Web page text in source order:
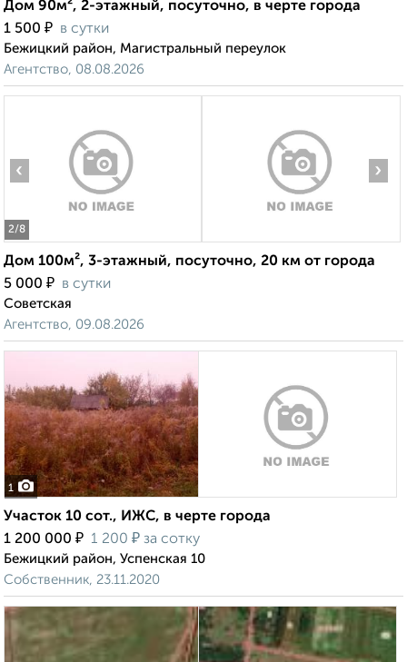
Дом 90м², 2-этажный, посуточно, в черте города
1 500 ₽ в сутки
Бежицкий район, Магистральный переулок
Агентство, 08.08.2026
2/8
‹ ›
Дом 100м², 3-этажный, посуточно, 20 км от города
5 000 ₽ в сутки
Советская
Агентство, 09.08.2026
1
Участок 10 сот., ИЖС, в черте города
1 200 000 ₽ 1 200 ₽ за сотку
Бежицкий район, Успенская 10
Собственник, 23.11.2020